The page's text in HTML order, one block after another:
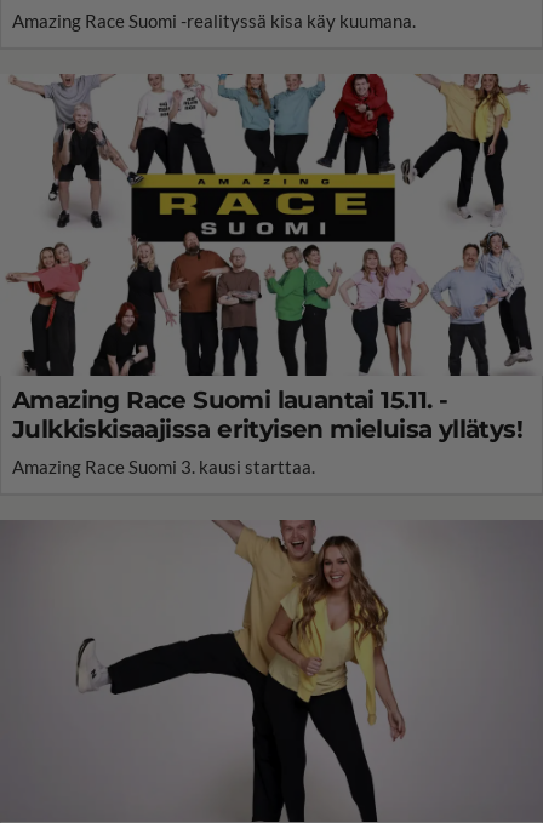
Amazing Race Suomi -realityssä kisa käy kuumana.
Amazing Race Suomi lauantai 15.11. -
Julkkiskisaajissa erityisen mieluisa yllätys!
Amazing Race Suomi 3. kausi starttaa.